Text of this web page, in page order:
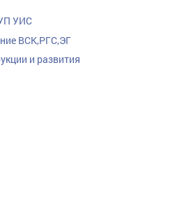
УИС
ВСК,РГС,ЭГ
и развития